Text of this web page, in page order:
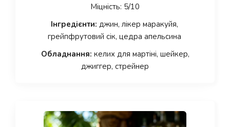
Міцність: 5/10
Інгредієнти: джин, лікер маракуйя,
грейпфрутовий сік, цедра апельсина
Обладнання: келих для мартіні, шейкер,
джиггер, стрейнер